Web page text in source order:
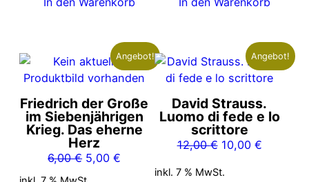
Angebot!
Friedrich der Große
im Siebenjährigen
Krieg. Das eherne
Herz
6,00€ Ursprünglicher
Preis
5,00€
Angebot!
David Strauss.
Luomo di fede e lo
scrittore
12,00€ Ursprünglicher
war:
10,00 €Aktueller
inkl. 7 % MwSt.